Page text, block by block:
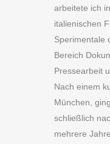
arbeitete ich
italienischen
Sperimentale
Bereich
Pressearbeit
Nach einem
München,
schließlich
mehrere